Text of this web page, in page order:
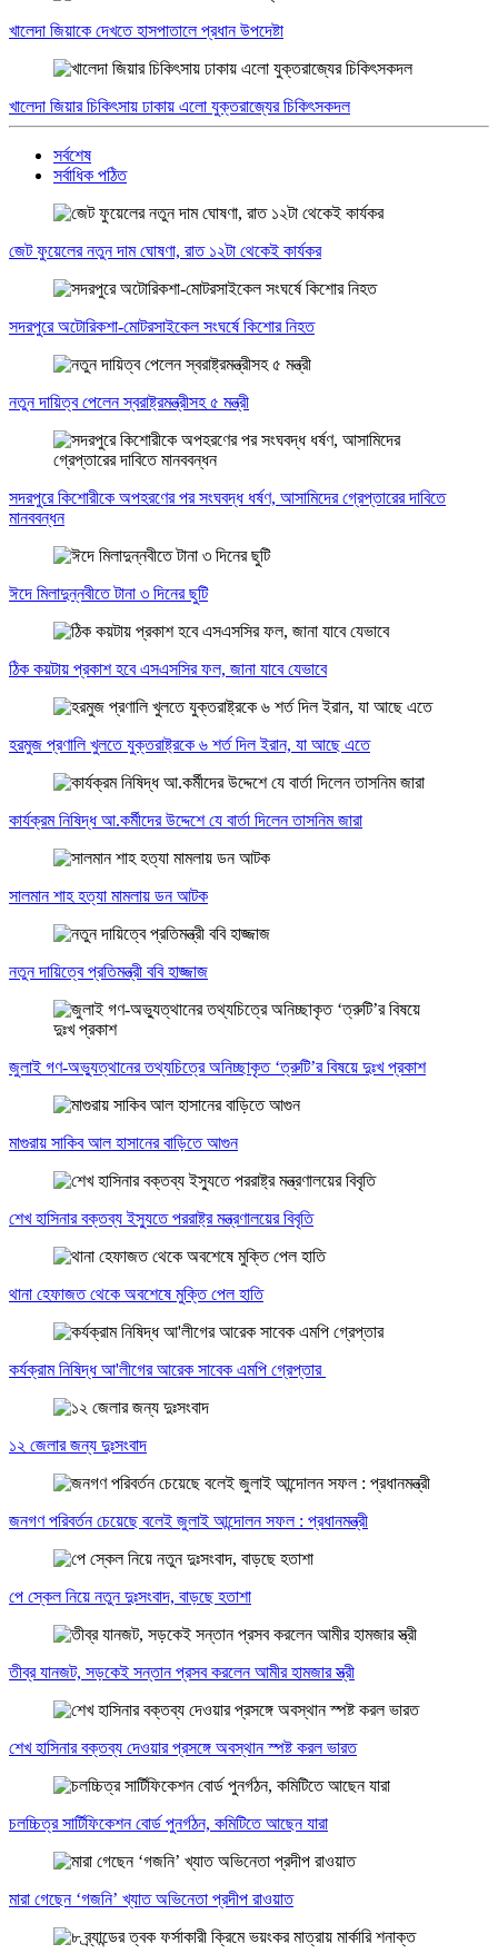
খালেদা জিয়াকে দেখতে হাসপাতালে প্রধান উপদেষ্টা
খালেদা জিয়ার চিকিৎসায় ঢাকায় এলো যুক্তরাজ্যের চিকিৎসকদল
সর্বশেষ
সর্বাধিক পঠিত
জেট ফুয়েলের নতুন দাম ঘোষণা, রাত ১২টা থেকেই কার্যকর
সদরপুরে অটোরিকশা-মোটরসাইকেল সংঘর্ষে কিশোর নিহত
নতুন দায়িত্ব পেলেন স্বরাষ্ট্রমন্ত্রীসহ ৫ মন্ত্রী
সদরপুরে কিশোরীকে অপহরণের পর সংঘবদ্ধ ধর্ষণ, আসামিদের গ্রেপ্তারের দাবিতে
মানববন্ধন
ঈদে মিলাদুন্নবীতে টানা ৩ দিনের ছুটি
ঠিক কয়টায় প্রকাশ হবে এসএসসির ফল, জানা যাবে যেভাবে
হরমুজ প্রণালি খুলতে যুক্তরাষ্ট্রকে ৬ শর্ত দিল ইরান, যা আছে এতে
কার্যক্রম নিষিদ্ধ আ.কর্মীদের উদ্দেশে যে বার্তা দিলেন তাসনিম জারা
সালমান শাহ হত্যা মামলায় ডন আটক
নতুন দায়িত্বে প্রতিমন্ত্রী ববি হাজ্জাজ
জুলাই গণ-অভ্যুত্থানের তথ্যচিত্রে অনিচ্ছাকৃত ‘ত্রুটি’র বিষয়ে দুঃখ প্রকাশ
মাগুরায় সাকিব আল হাসানের বাড়িতে আগুন
শেখ হাসিনার বক্তব্য ইস্যুতে পররাষ্ট্র মন্ত্রণালয়ের বিবৃতি
থানা হেফাজত থেকে অবশেষে মুক্তি পেল হাতি
কর্যক্রাম নিষিদ্ধ আ'লীগের আরেক সাবেক এমপি গ্রেপ্তার
১২ জেলার জন্য দুঃসংবাদ
জনগণ পরিবর্তন চেয়েছে বলেই জুলাই আন্দোলন সফল : প্রধানমন্ত্রী
পে স্কেল নিয়ে নতুন দুঃসংবাদ, বাড়ছে হতাশা
তীব্র যানজট, সড়কেই সন্তান প্রসব করলেন আমীর হামজার স্ত্রী
শেখ হাসিনার বক্তব্য দেওয়ার প্রসঙ্গে অবস্থান স্পষ্ট করল ভারত
চলচ্চিত্র সার্টিফিকেশন বোর্ড পুনর্গঠন, কমিটিতে আছেন যারা
মারা গেছেন ‘গজনি’ খ্যাত অভিনেতা প্রদীপ রাওয়াত